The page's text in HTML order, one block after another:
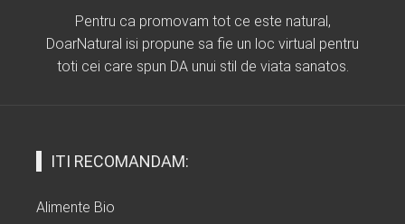
Pentru ca promovam tot ce este natural,
DoarNatural isi propune sa fie un loc virtual pentru
toti cei care spun DA unui stil de viata sanatos.
ITI RECOMANDAM:
Alimente Bio